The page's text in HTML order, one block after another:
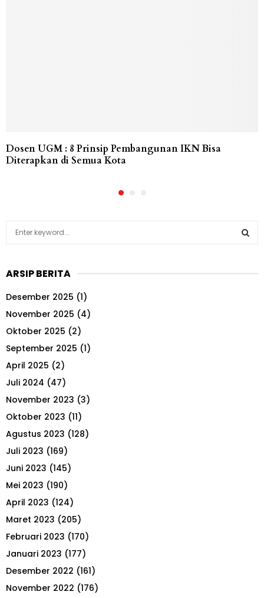
Dosen UGM : 8 Prinsip Pembangunan IKN Bisa
Diterapkan di Semua Kota
c
f
o
r
ARSIP BERITA
Desember 2025 (1)
November 2025 (4)
Oktober 2025 (2)
September 2025 (1)
April 2025 (2)
Juli 2024 (47)
November 2023 (3)
Oktober 2023 (11)
Agustus 2023 (128)
Juli 2023 (169)
Juni 2023 (145)
Mei 2023 (190)
April 2023 (124)
Maret 2023 (205)
Februari 2023 (170)
Januari 2023 (177)
Desember 2022 (161)
November 2022 (176)